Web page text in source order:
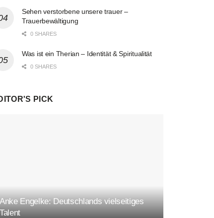
Sehen verstorbene unsere trauer –
Trauerbewältigung
0 SHARES
Was ist ein Therian – Identität & Spiritualität
0 SHARES
PICK
Anke Engelke: Deutschlands vielseitiges
Talent